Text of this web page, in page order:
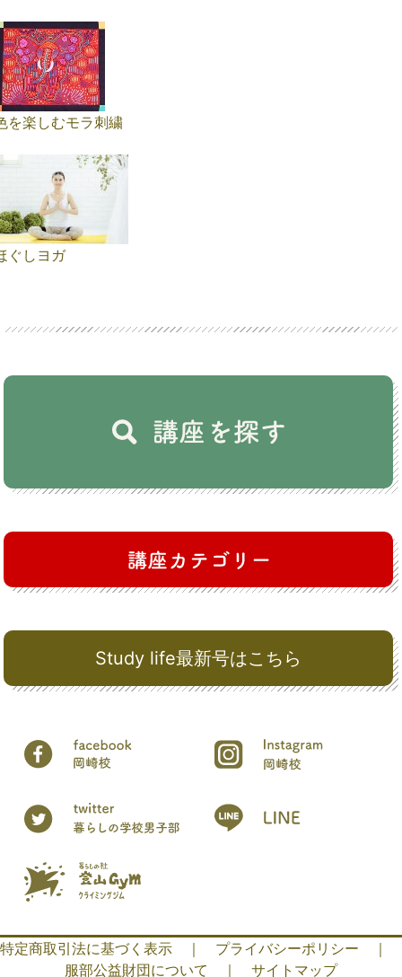
Study life最新号はこちら
を楽しむモラ刺繍
ぐしヨガ
特定商取引法に基づく表示 ｜ プライバシーポリシー
｜
服部公益財団について
｜ サイトマップ